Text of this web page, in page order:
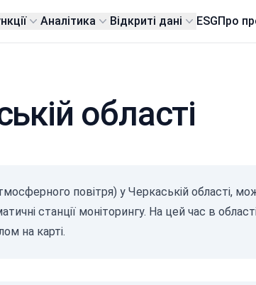
Аналітика Відкриті дані ESGПро
області
повітря) у Черкаській області,
станції моніторингу. На цей час в
на карті.